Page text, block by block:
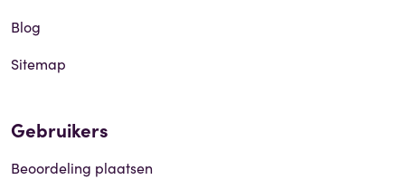
Blog
Sitemap
Gebruikers
Beoordeling plaatsen